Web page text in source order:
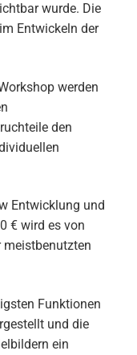
wurde. Die
Entwickeln der
werden
den
Entwicklung und
€ wird es von
meistbenutzten
Funktionen
und die
ein